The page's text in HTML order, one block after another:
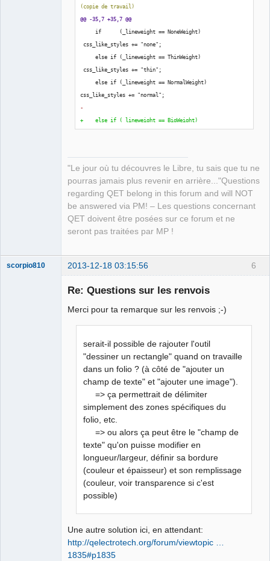
(copie de travail)
@@ -35,7 +35,7 @@
if
( _lineweight == NoneWeight)
css_like_styles += "none";
else if
( _lineweight == ThinWeight)
css_like_styles += "thin";
else if
( _lineweight == NormalWeight)
css_like_styles += "normal";
-
+    else if
( _lineweight == BigWeight)
if (_filling == NoneFilling
css_like_styles += "none";
else if (_filling == BlackFilling)
css_like_styles += "black";
@@ -82,6 +82,7 @@
if (style_value == "thin")
_lineweight = ThinWeight;
+            else if
_lineweight  = BigWeight;
= WhiteFilling;
else if (style_value == "black" ) _filling
= BlackFilling;
@@ -132,6 +133,8 @@
if (_lineweight == NoneWeight)
pen.setColor(QColor( 0, 0, 0, 0));
else if
pen.setWidth(0);
else if (_lineweight == NormalWeight
pen.setWidthF (1.0);
+    else if (_lineweight == BigWeight )
pen.setWidthF(5.0
;
"Le jour où tu découvres le Libre, tu sais que tu ne
pourras jamais plus revenir en arrière..."Questions
regarding QET belong in this forum and will NOT
be answered via PM! – Les questions concernant
QET doivent être posées sur ce forum et ne
seront pas traitées par MP !
6
scorpio810 2013-12-18 03:15:56
Re: Questions sur les renvois
Merci pour ta remarque sur les renvois ;-)
serait-il possible de rajouter l'outil
"dessiner un rectangle" quand on travaille
dans un folio ? (à côté de "ajouter un
champ de texte" et "ajouter une image").
=> ça permettrait de délimiter
simplement des zones spécifiques du
folio, etc.
=> ou alors ça peut être le "champ de
texte" qu'on puisse modifier en
longueur/largeur, définir sa bordure
(couleur et épaisseur) et son remplissage
(couleur, voir transparence si c'est
possible)
Une autre solution ici, en attendant:
http://qelectrotech.org/forum/viewtopic …
1835#p1835